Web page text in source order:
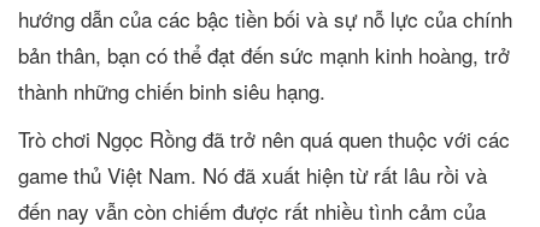
hướng dẫn của các bậc tiền bối và sự nỗ lực của chính
bản thân, bạn có thể đạt đến sức mạnh kinh hoàng, trở
thành những chiến binh siêu hạng.
Trò chơi Ngọc Rồng đã trở nên quá quen thuộc với các
game thủ Việt Nam. Nó đã xuất hiện từ rất lâu rồi và
đến nay vẫn còn chiếm được rất nhiều tình cảm của